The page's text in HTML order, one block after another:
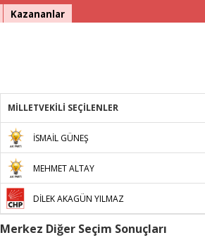
Kazananlar
MİLLETVEKİLİ SEÇİLENLER
İSMAİL GÜNEŞ
MEHMET ALTAY
DİLEK AKAGÜN YILMAZ
Merkez Diğer Seçim Sonuçları